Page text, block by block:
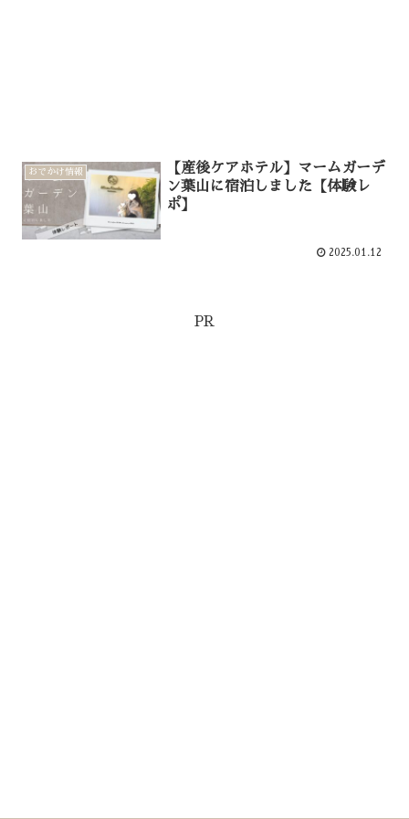
おでかけ情報
【産後ケアホテル】マームガーデ
ン葉山に宿泊しました【体験レ
ポ】
2025.01.12
PR